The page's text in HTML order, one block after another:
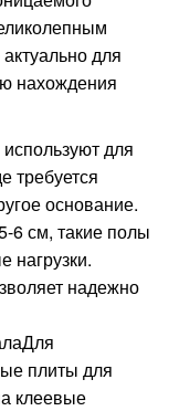
для
нахождения
для
требуется
основание.
6 см, такие полы
нагрузки.
надежно
Для
плиты для
клеевые